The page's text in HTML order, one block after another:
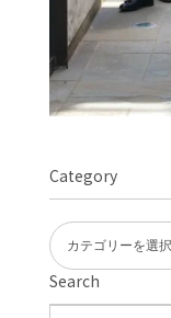
Search
Category